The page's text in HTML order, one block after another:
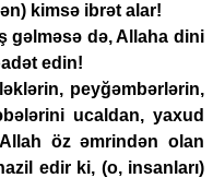
kimsə ibrət alar!
də, Allaha dini
edin!
peyğəmbərlərin,
ucaldan, yaxud
öz əmrindən olan
edir ki, (o, insanları)